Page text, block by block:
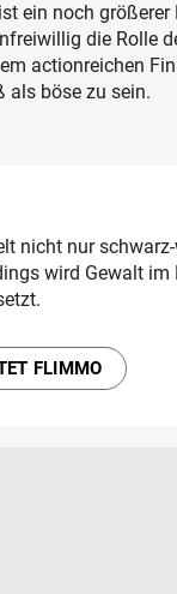
ein noch größerer
die Rolle
actionreichen
als böse zu sein.
nicht nur
wird Gewalt
FLIMMO